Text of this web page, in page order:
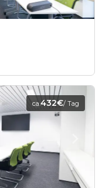
ca.432€/ Tag